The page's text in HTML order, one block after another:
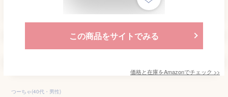
この商品をサイトでみる
価格と在庫をAmazonでチェック >>
つーちゃ(40代・男性)